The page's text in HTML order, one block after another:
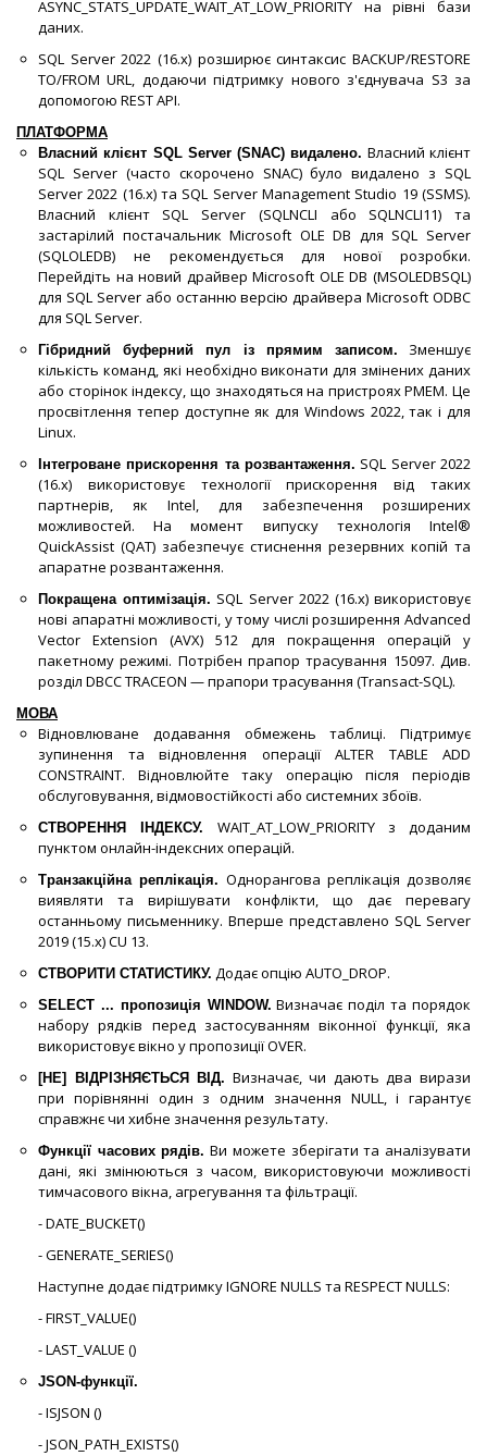
ASYNC_STATS_UPDATE_WAIT_AT_LOW_PRIORITY на рівні бази
даних.
SQL Server 2022 (16.x) розширює синтаксис BACKUP/RESTORE
TO/FROM URL, додаючи підтримку нового з'єднувача S3 за
допомогою REST API.
ПЛАТФОРМА
Власний клієнт SQL Server (SNAC) видалено. Власний клієнт
SQL Server (часто скорочено SNAC) було видалено з SQL
Server 2022 (16.x) та SQL Server Management Studio 19 (SSMS).
Власний клієнт SQL Server (SQLNCLI або SQLNCLI11) та
застарілий постачальник Microsoft OLE DB для SQL Server
(SQLOLEDB) не рекомендується для нової розробки.
Перейдіть на новий драйвер Microsoft OLE DB (MSOLEDBSQL)
для SQL Server або останню версію драйвера Microsoft ODBC
для SQL Server.
Гібридний буферний пул із прямим записом.
Зменшує
кількість команд, які необхідно виконати для змінених даних
або сторінок індексу, що знаходяться на пристроях PMEM. Це
просвітлення тепер доступне як для Windows 2022, так і для
Linux.
Інтегроване прискорення та розвантаження. SQL Server 2022
(16.x) використовує технології прискорення від таких
партнерів, як Intel, для забезпечення розширених
можливостей. На момент випуску технологія Intel®
QuickAssist (QAT) забезпечує стиснення резервних копій та
апаратне розвантаження.
Покращена оптимізація. SQL Server 2022 (16.x) використовує
нові апаратні можливості, у тому числі розширення Advanced
Vector Extension (AVX) 512 для покращення операцій у
пакетному режимі. Потрібен прапор трасування 15097. Див.
розділ DBCC TRACEON — прапори трасування (Transact-SQL).
МОВА
Відновлюване додавання обмежень таблиці. Підтримує
зупинення та відновлення операції ALTER TABLE ADD
CONSTRAINT. Відновлюйте таку операцію після періодів
обслуговування, відмовостійкості або системних збоїв.
СТВОРЕННЯ ІНДЕКСУ.
WAIT_AT_LOW_PRIORITY з доданим
пунктом онлайн-індексних операцій.
Транзакційна реплікація. Однорангова реплікація дозволяє
виявляти та вирішувати конфлікти, що дає перевагу
останньому письменнику. Вперше представлено SQL Server
2019 (15.x) CU 13.
СТВОРИТИ СТАТИСТИКУ. Додає опцію AUTO_DROP.
SELECT ... пропозиція WINDOW. Визначає поділ та порядок
набору рядків перед застосуванням віконної функції, яка
використовує вікно у пропозиції OVER.
[НЕ] ВІДРІЗНЯЄТЬСЯ ВІД. Визначає, чи дають два вирази
при порівнянні один з одним значення NULL, і гарантує
справжнє чи хибне значення результату.
Функції часових рядів. Ви можете зберігати та аналізувати
дані, які змінюються з часом, використовуючи можливості
тимчасового вікна, агрегування та фільтрації.
- DATE_BUCKET()
- GENERATE_SERIES()
Наступне додає підтримку IGNORE NULLS та RESPECT NULLS:
- FIRST_VALUE()
- LAST_VALUE ()
JSON-функції.
- ISJSON ()
- JSON_PATH_EXISTS()